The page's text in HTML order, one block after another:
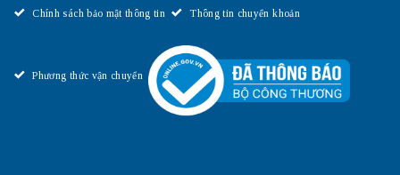
Chính sách bảo mật thông tin Thông tin chuyển khoản
Phương thức vận chuyển